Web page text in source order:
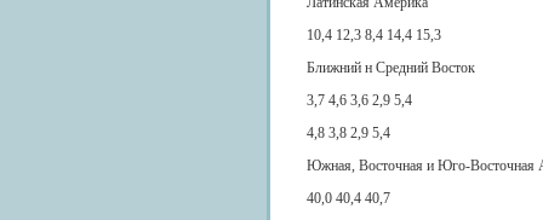
10,4 12,3 8,4 14,4 15,3
Ближний н Средний Восток
3,7 4,6 3,6 2,9 5,4
4,8 3,8 2,9 5,4
Южная, Восточная и Юго-Восточная
40,0 40,4 40,7